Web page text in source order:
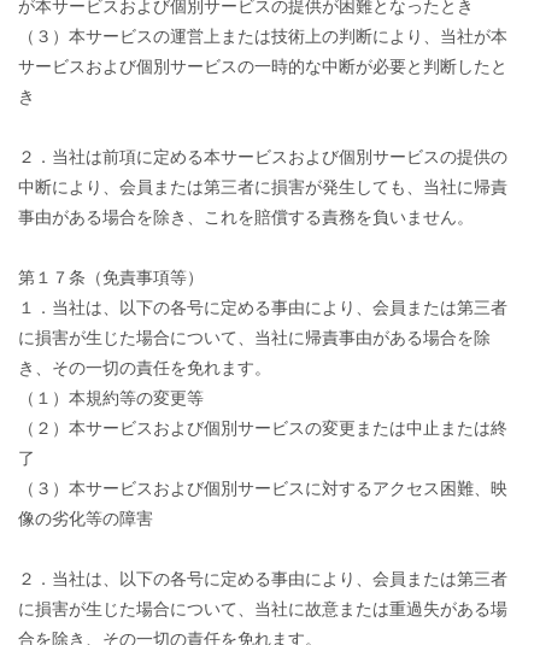
が本サービスおよび個別サービスの提供が困難となったとき
（３）本サービスの運営上または技術上の判断により、当社が本
サービスおよび個別サービスの一時的な中断が必要と判断したと
き
２．当社は前項に定める本サービスおよび個別サービスの提供の
中断により、会員または第三者に損害が発生しても、当社に帰責
事由がある場合を除き、これを賠償する責務を負いません。
第１７条（免責事項等）
１．当社は、以下の各号に定める事由により、会員または第三者
に損害が生じた場合について、当社に帰責事由がある場合を除
き、その一切の責任を免れます。
（１）本規約等の変更等
（２）本サービスおよび個別サービスの変更または中止または終
了
（３）本サービスおよび個別サービスに対するアクセス困難、映
像の劣化等の障害
２．当社は、以下の各号に定める事由により、会員または第三者
に損害が生じた場合について、当社に故意または重過失がある場
合を除き、その一切の責任を免れます。